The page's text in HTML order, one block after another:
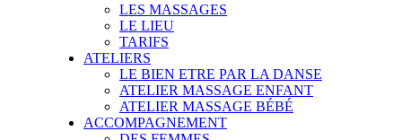
LES MASSAGES
LE LIEU
TARIFS
ATELIERS
LE BIEN ETRE PAR LA DANSE
ATELIER MASSAGE ENFANT
ATELIER MASSAGE BÉBÉ
ACCOMPAGNEMENT